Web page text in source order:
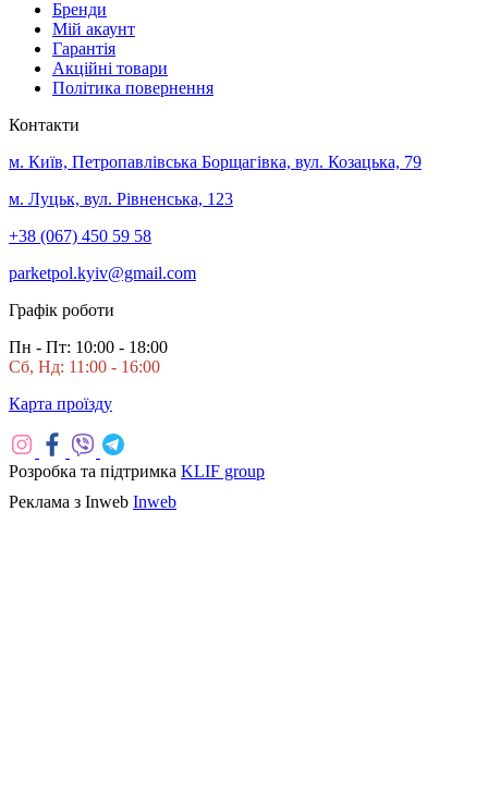
Бренди
Мій акаунт
Гарантія
Акційні товари
Політика повернення
Контакти
м. Київ, Петропавлівська Борщагівка, вул. Козацька, 79
м. Луцьк, вул. Рівненська, 123
+38 (067) 450 59 58
parketpol.kyiv@gmail.com
Графік роботи
Пн - Пт: 10:00 - 18:00
Сб, Нд: 11:00 - 16:00
Карта проїзду
Розробка та підтримка KLIF group
Реклама з Inweb Inweb